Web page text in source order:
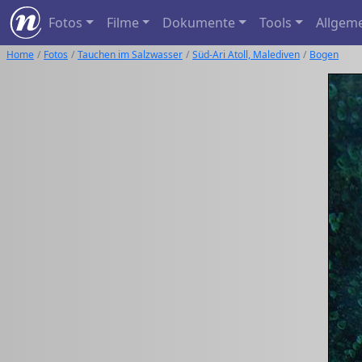
Fotos Filme Dokumente Tools
Home Fotos Tauchen im Salzwasser Süd-Ari Atoll, Malediven Bogen